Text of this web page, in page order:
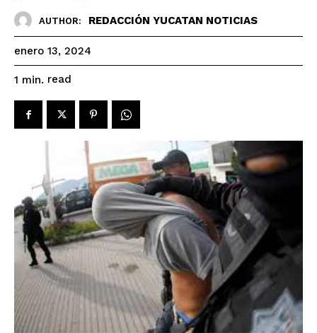
AUTHOR: REDACCIÓN YUCATAN NOTICIAS
enero 13, 2024
1 min. read